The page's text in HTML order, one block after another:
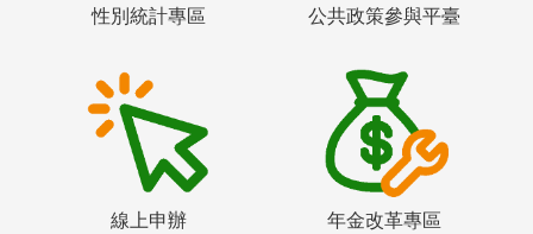
性別統計專區 公共政策參與平臺
線上申辦 年金改革專區